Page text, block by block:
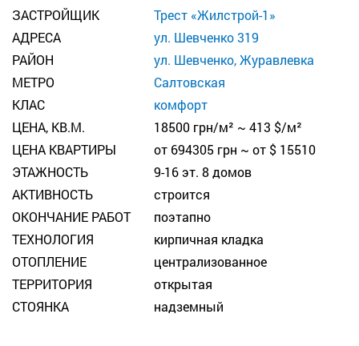
ЗАСТРОЙЩИК
Трест «Жилстрой-1»
АДРЕСА
ул. Шевченко 319
РАЙОН
ул. Шевченко, Журавлевка
МЕТРО
Салтовская
КЛАС
комфорт
ЦЕНА, КВ.М.
18500 грн/м² ~ 413 $/м²
ЦЕНА КВАРТИРЫ
от 694305 грн ~ от $ 15510
ЭТАЖНОСТЬ
9-16 эт. 8 домов
АКТИВНОСТЬ
строится
ОКОНЧАНИЕ РАБОТ
поэтапно
ТЕХНОЛОГИЯ
кирпичная кладка
ОТОПЛЕНИЕ
централизованное
ТЕРРИТОРИЯ
открытая
СТОЯНКА
надземный